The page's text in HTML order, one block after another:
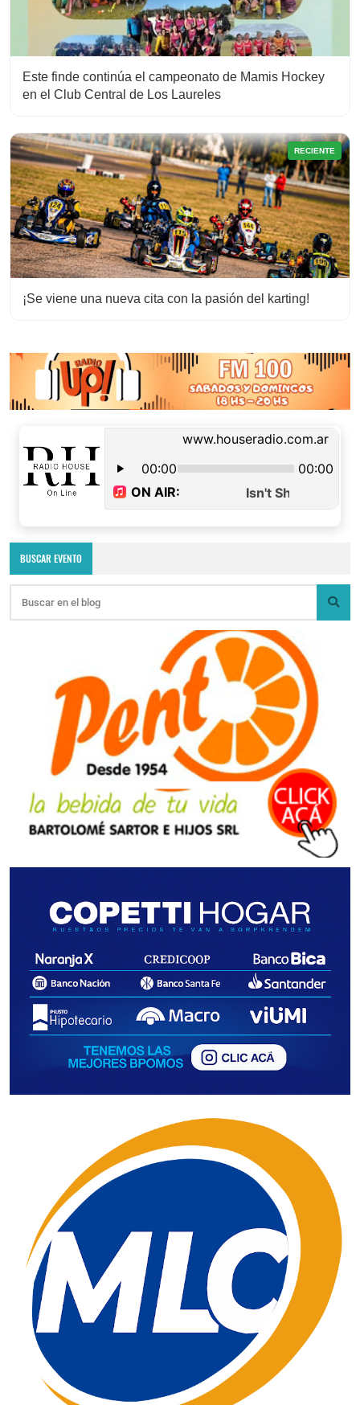
Este finde continúa el campeonato de Mamis Hockey
en el Club Central de Los Laureles
RECIENTE
¡Se viene una nueva cita con la pasión del karting!
BUSCAR EVENTO